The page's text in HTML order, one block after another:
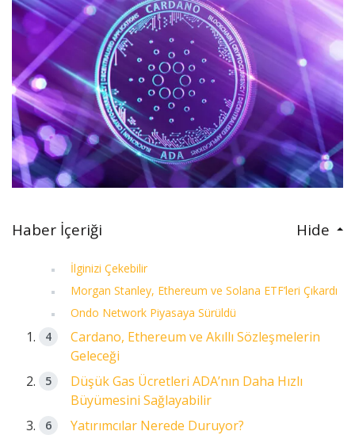
Haber İçeriği Hide
İlginizi Çekebilir
Morgan Stanley, Ethereum ve Solana ETF’leri Çıkardı
Ondo Network Piyasaya Sürüldü
Cardano, Ethereum ve Akıllı Sözleşmelerin
Geleceği
Düşük Gas Ücretleri ADA’nın Daha Hızlı
Büyümesini Sağlayabilir
Yatırımcılar Nerede Duruyor?